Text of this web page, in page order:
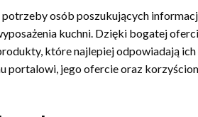
osób poszukujących
kuchni. Dzięki bogatej
które najlepiej odpowiadają
portalowi, jego ofercie oraz